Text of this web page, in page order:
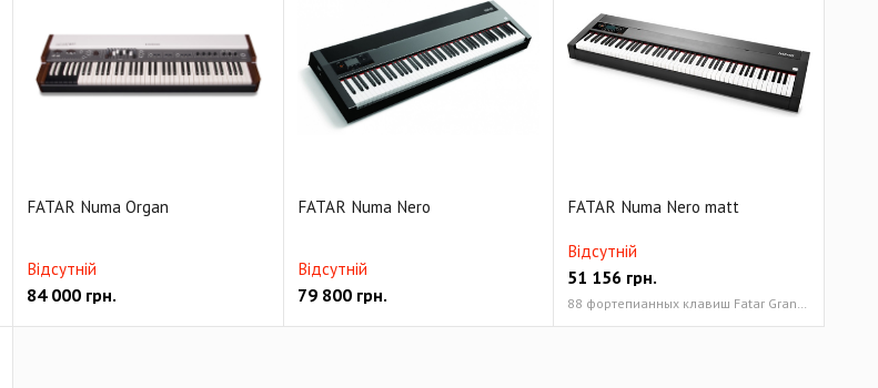
FATAR Numa Organ
Відсутній
84 000грн.
FATAR Numa Nero
Відсутній
79 800грн.
FATAR Numa Nero matt
Відсутній
51 156 грн.